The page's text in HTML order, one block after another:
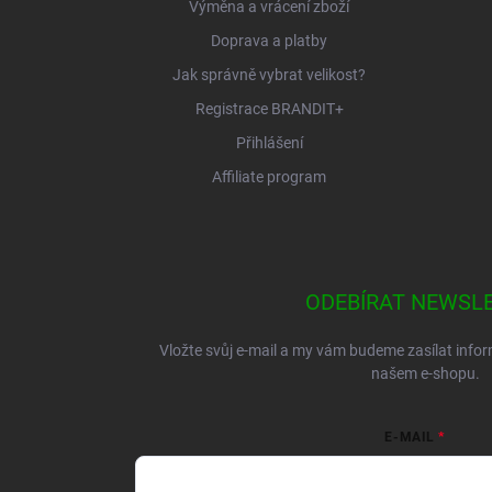
Výměna a vrácení zboží
Doprava a platby
Jak správně vybrat velikost?
Registrace BRANDIT+
Přihlášení
Affiliate program
ODEBÍRAT
Vložte svůj e-mail a my vám budeme zasílat
našem e-shopu.
E-MAIL